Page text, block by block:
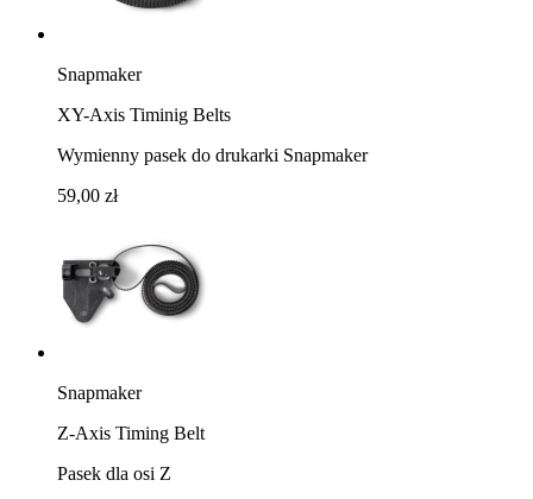
Snapmaker
XY-Axis Timinig Belts
Wymienny pasek do drukarki Snapmaker
59,00 zł
Snapmaker
Z-Axis Timing Belt
Pasek dla osi Z